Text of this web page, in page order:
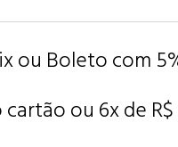
ou Boleto com
cartão ou 6x de